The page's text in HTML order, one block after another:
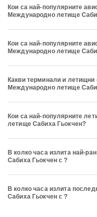
Кои са най-популярните
Международно летище
Кои са най-популярните
Международно летище
Какви терминали и
Международно летище
Кои са най-популярните
летище Сабиха Гьокчен?
В колко часа излита най-
Сабиха Гьокчен с ?
В колко часа излита
Сабиха Гьокчен с ?